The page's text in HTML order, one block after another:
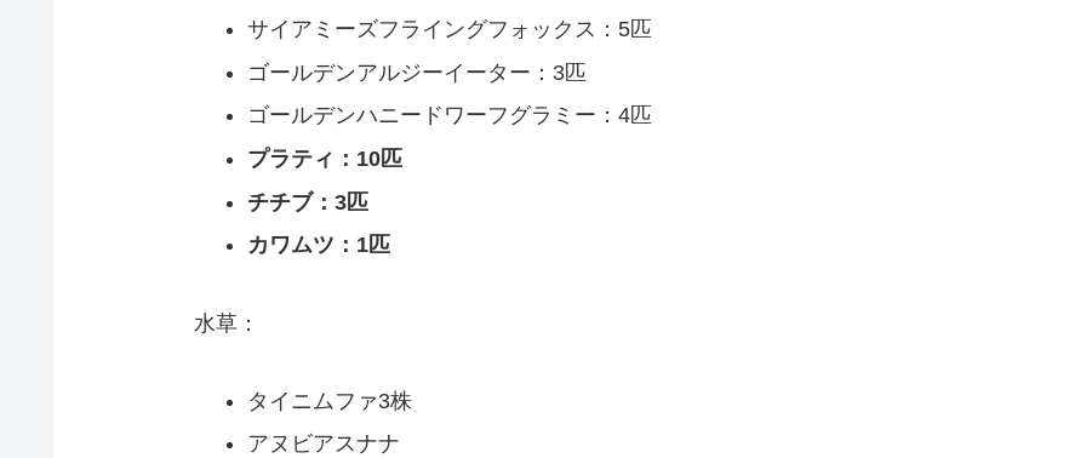
サイアミーズフライングフォックス：5匹
ゴールデンアルジーイーター：3匹
ゴールデンハニードワーフグラミー：4匹
プラティ：10匹
チチブ：3匹
カワムツ：1匹
水草：
タイニムファ3株
アヌビアスナナ